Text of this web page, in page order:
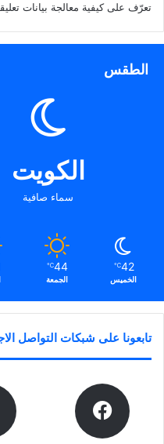
تعرّف على كيفية معالجة بيانات
الطقس
الكويت
سماء صافية
42
℃
الخميس
44
℃
الجمعة
تابعونا على شبكات التواصل